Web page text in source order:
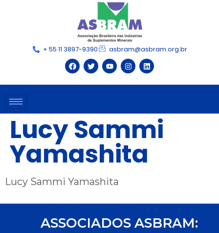
+ 55 11 3897-9390 asbram@asbram.org.br
Lucy Sammi
Yamashita
Lucy Sammi Yamashita
ASSOCIADOS ASBRAM: